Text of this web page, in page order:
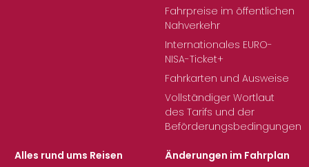
Fahrpreise im öffentlichen
Nahverkehr
Internationales EURO-
NISA-Ticket+
Fahrkarten und Ausweise
Vollständiger Wortlaut
des Tarifs und der
Beförderungsbedingungen
Alles rund ums Reisen
Änderungen im Fahrplan